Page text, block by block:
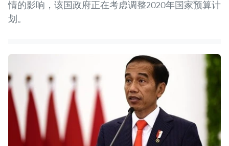
情的影响，该国政府正在考虑调整2020年国家预算计
划。